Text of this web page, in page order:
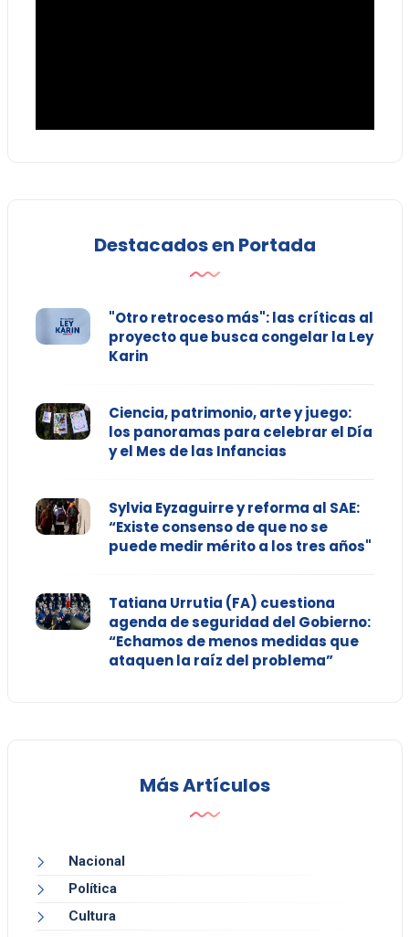
Destacados en Portada
"Otro retroceso más": las críticas al
proyecto que busca congelar la Ley
Karin
Ciencia, patrimonio, arte y juego:
los panoramas para celebrar el Día
y el Mes de las Infancias
Sylvia Eyzaguirre y reforma al SAE:
“Existe consenso de que no se
puede medir mérito a los tres años"
Tatiana Urrutia (FA) cuestiona
agenda de seguridad del Gobierno:
“Echamos de menos medidas que
ataquen la raíz del problema”
Más Artículos
Nacional
Política
Cultura